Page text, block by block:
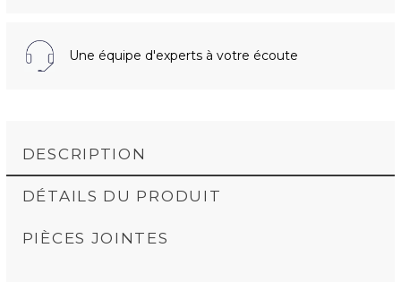
Une équipe d'experts à votre écoute
DESCRIPTION
DÉTAILS DU PRODUIT
PIÈCES JOINTES